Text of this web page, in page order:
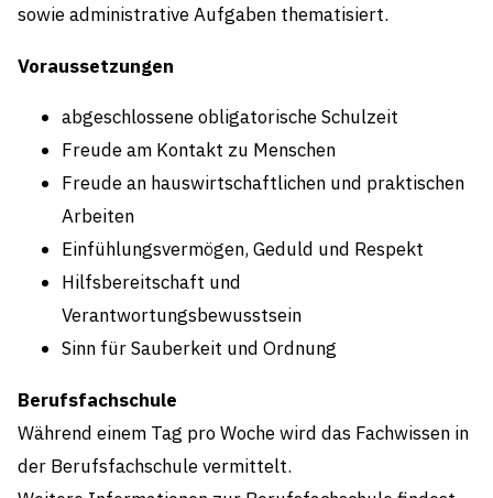
sowie administrative Aufgaben thematisiert.
Voraussetzungen
abgeschlossene obligatorische Schulzeit
Freude am Kontakt zu Menschen
Freude an hauswirtschaftlichen und praktischen
Arbeiten
Einfühlungsvermögen, Geduld und Respekt
Hilfsbereitschaft und
Verantwortungsbewusstsein
Sinn für Sauberkeit und Ordnung
Berufsfachschule
Während einem Tag pro Woche wird das Fachwissen in
der Berufsfachschule vermittelt.